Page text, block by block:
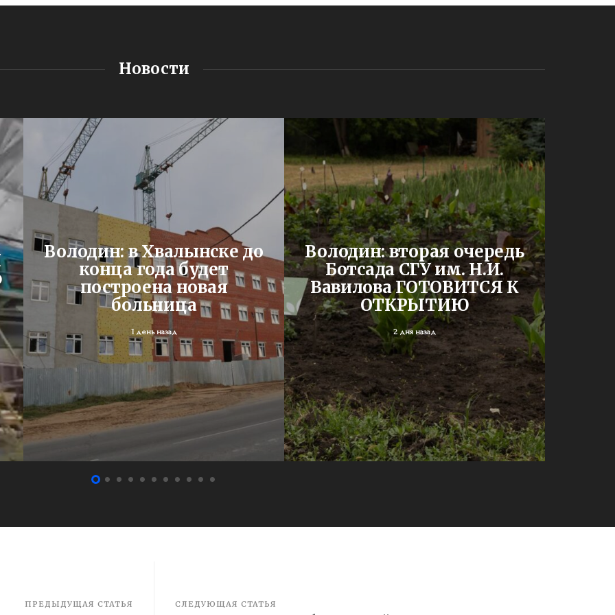
Новости
Володин: в Хвалынске до
конца года будет
построена новая
больница
1 день назад
Володин: вторая очередь
Ботсада СГУ им. Н.И.
Вавилова ГОТОВИТСЯ К
ОТКРЫТИЮ
2 дня назад
ПРЕДЫДУЩАЯ СТАТЬЯ СЛЕДУЮЩАЯ СТАТЬЯ